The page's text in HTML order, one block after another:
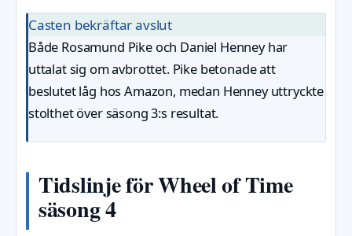
Casten bekräftar avslut
Både Rosamund Pike och Daniel Henney har
uttalat sig om avbrottet. Pike betonade att
beslutet låg hos Amazon, medan Henney uttryckte
stolthet över säsong 3:s resultat.
Tidslinje för Wheel of Time
säsong 4